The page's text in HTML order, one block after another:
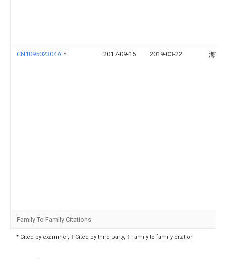
CN109502304A * 2017-09-15 2019-03-22 海南
Family To Family Citations
* Cited by examiner, † Cited by third party, ‡ Family to family citation